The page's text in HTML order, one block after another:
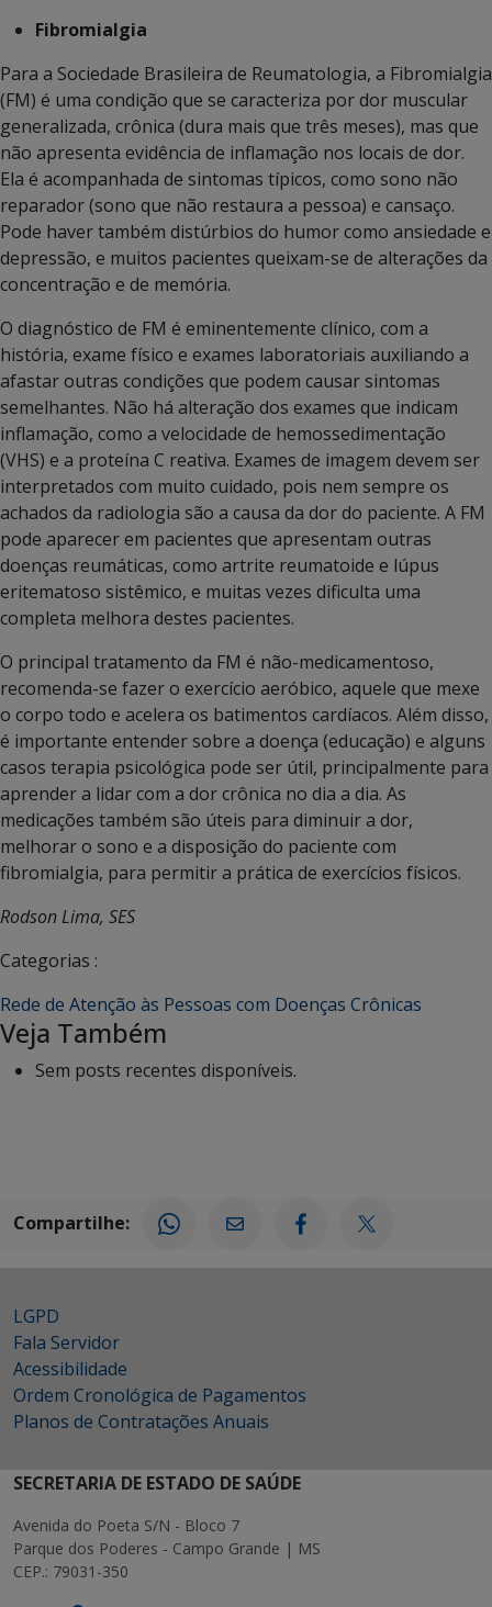
Fibromialgia
Para a Sociedade Brasileira de Reumatologia, a Fibromialgia
(FM) é uma condição que se caracteriza por dor muscular
generalizada, crônica (dura mais que três meses), mas que
não apresenta evidência de inflamação nos locais de dor.
Ela é acompanhada de sintomas típicos, como sono não
reparador (sono que não restaura a pessoa) e cansaço.
Pode haver também distúrbios do humor como ansiedade e
depressão, e muitos pacientes queixam-se de alterações da
concentração e de memória.
O diagnóstico de FM é eminentemente clínico, com a
história, exame físico e exames laboratoriais auxiliando a
afastar outras condições que podem causar sintomas
semelhantes. Não há alteração dos exames que indicam
inflamação, como a velocidade de hemossedimentação
(VHS) e a proteína C reativa. Exames de imagem devem ser
interpretados com muito cuidado, pois nem sempre os
achados da radiologia são a causa da dor do paciente. A FM
pode aparecer em pacientes que apresentam outras
doenças reumáticas, como artrite reumatoide e lúpus
eritematoso sistêmico, e muitas vezes dificulta uma
completa melhora destes pacientes.
O principal tratamento da FM é não-medicamentoso,
recomenda-se fazer o exercício aeróbico, aquele que mexe
o corpo todo e acelera os batimentos cardíacos. Além disso,
é importante entender sobre a doença (educação) e alguns
casos terapia psicológica pode ser útil, principalmente para
aprender a lidar com a dor crônica no dia a dia. As
medicações também são úteis para diminuir a dor,
melhorar o sono e a disposição do paciente com
fibromialgia, para permitir a prática de exercícios físicos.
Rodson Lima, SES
Categorias :
Rede de Atenção às Pessoas com Doenças Crônicas
Veja Também
Sem posts recentes disponíveis.
Compartilhe:
LGPD
Fala Servidor
Acessibilidade
Ordem Cronológica de Pagamentos
Planos de Contratações Anuais
SECRETARIA DE ESTADO DE SAÚDE
Avenida do Poeta S/N - Bloco 7
Parque dos Poderes - Campo Grande | MS
CEP.: 79031-350